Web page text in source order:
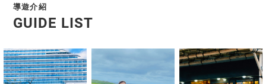
導遊介紹
GUIDE LIST